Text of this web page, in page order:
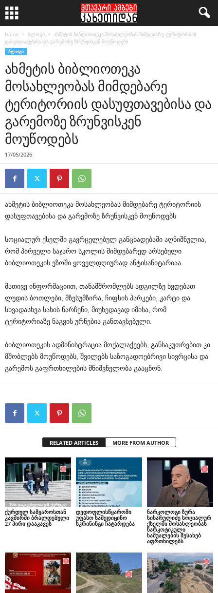
Home ბლოგი
ახმეტის ბიბლიოთეკა მოსახლეობას მიმდებარე ტერიტორიის
დასუფთავებისა და გარემოზე ზრუნვისკენ მოუწოდებს
ᲑᲚᲝᲒᲘ
ახმეტის ბიბლიოთეკა
მოსახლეობას მიმდებარე
ტერიტორიის დასუფთავებისა და
გარემოზე ზრუნვისკენ
მოუწოდებს
17/05/2026
ახმეტის ბიბლიოთეკა მოსახლეობას მიმდებარე ტერიტორიის
დასუფთავებისა და გარემოზე ზრუნვისკენ მოუწოდებს
სოციალურ ქსელში გავრცელებულ განცხადებაში აღნიშნულია,
რომ პირველი საჯარო სკოლის მიმდებარედ არსებული
ბიბლიოთეკის ეზოში ყოველდღიურად ანტისანიტარიაა.
მათივე ინფორმაციით, თანამშრომლებს ადგილზე ხვდებათ
ლუდის ბოთლები, მზესუმზირა, ჩიფსის პარკები, კარტი და
სხვადასხვა სახის ნარჩენი, მიუხედავად იმისა, რომ
ტერიტორიაზე ნაგვის ურნებია განთავსებული.
ბიბლიოთეკის ადმინისტრაცია მოქალაქეებს, განსაკუთრებით კი
მშობლებს მოუწოდებს, შვილებს საზოგადოებრივი სივრცისა და
გარემოს გაფრთხილების მნიშვნელობა გააცნონ.
RELATED ARTICLES MORE FROM AUTHOR
ქურდულ სამყაროსთან
კავშირში ბრალდებული
27 პირი დააკავეს
დედოფლისწყაროში
უფასო სამედიცინო
სკრინინგი ჩატარდება
ნარკოლოგი ზურა
სიხარულიძე სოციალურ
ქსელში მოსახლეობას
ნარკოტიკული
საშუალების შესახებ
აფრთხილებს